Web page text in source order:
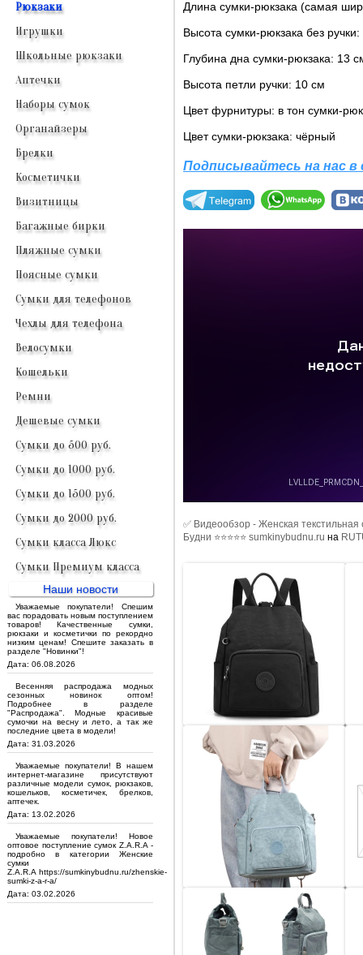
Рюкзаки
Игрушки
Школьные рюкзаки
Аптечки
Наборы сумок
Органайзеры
Брелки
Косметички
Визитницы
Багажные бирки
Пляжные сумки
Поясные сумки
Сумки для телефонов
Чехлы для телефона
Велосумки
Кошельки
Ремни
Дешевые сумки
Сумки до 500 руб.
Сумки до 1000 руб.
Сумки до 1500 руб.
Сумки до 2000 руб.
Сумки класса Люкс
Сумки Премиум класса
Наши новости
Уважаемые покупатели! Спешим
вас порадовать новым поступлением
товаров! Качественные сумки,
рюкзаки и косметички по рекордно
низким ценам! Спешите заказать в
разделе "Новинки"!
Дата: 06.08.2026
Весенняя распродажа модных
сезонных новинок оптом!
Подробнее в разделе
"Распродажа". Модные красивые
сумочки на весну и лето, а так же
последние цвета в модели!
Дата: 31.03.2026
Уважаемые покупатели! В нашем
интернет-магазине присутствуют
различные модели сумок, рюкзаков,
кошельков, косметичек, брелков,
аптечек.
Дата: 13.02.2026
Уважаемые покупатели! Новое
оптовое поступление сумок Z.A.R.A -
подробно в категории Женские
сумки
Z.A.R.A https://sumkinybudnu.ru/zhenskie-
sumki-z-a-r-a/
Дата: 03.02.2026
Длина сумки-рюкзака (самая
Высота сумки-рюкзака без
Глубина дна сумки-рюкзака: 13
Высота петли ручки: 10 см
Цвет фурнитуры: в тон сумки-
Цвет сумки-рюкзака: чёрный
Подписывайтесь на нас
✅ Видеообзор - Женская
Будни ⭐⭐⭐⭐⭐ sumkinybudnu.ru на